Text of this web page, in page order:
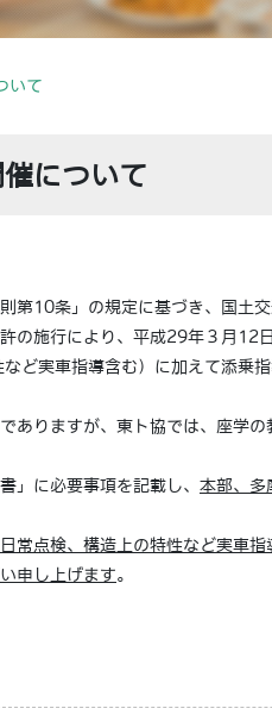
いて
について
10条」の規定に基づき、国土
の施行により、平成29年３月12
ど実車指導含む）に加えて添乗
りますが、東ト協では、座学
」に必要事項を記載し、 本部、多
常点検、構造上の特性など実車
申し上げます。